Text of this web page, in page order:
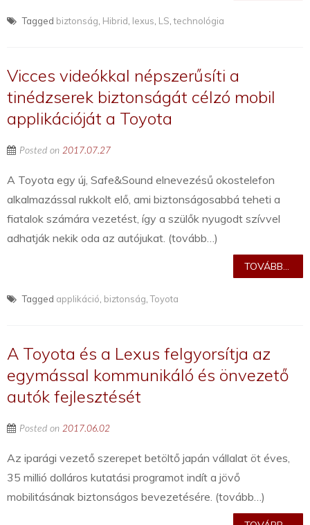
Tagged biztonság Hibrid lexus LS ,technológia
Vicces videókkal népszerűsíti a
tinédzserek biztonságát célzó mobil
applikációját a Toyota
Posted on 2017.07.27
A Toyota egy új, Safe&Sound elnevezésű okostelefon
alkalmazással rukkolt elő, ami biztonságosabbá teheti a
fiatalok számára vezetést, így a szülők nyugodt szívvel
adhatják nekik oda az autójukat. (tovább…)
TOVÁBB...
Tagged applikáció biztonság ,Toyota
A Toyota és a Lexus felgyorsítja az
egymással kommunikáló és önvezető
autók fejlesztését
Posted on 2017.06.02
Az iparági vezető szerepet betöltő japán vállalat öt éves,
35 millió dolláros kutatási programot indít a jövő
mobilitásának biztonságos bevezetésére. (tovább…)